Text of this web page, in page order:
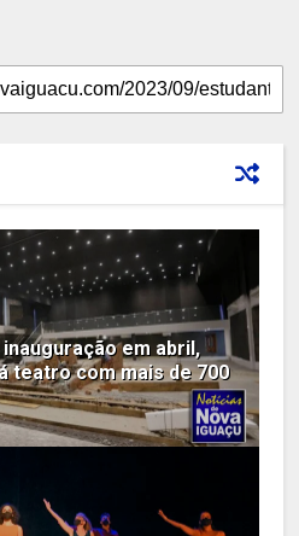
em abril,
teatro com mais de 700